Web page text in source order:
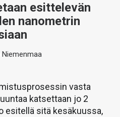
esittelevän
nanometrin
vasta
katsettaan jo 2
esitellä sitä kesäkuussa,